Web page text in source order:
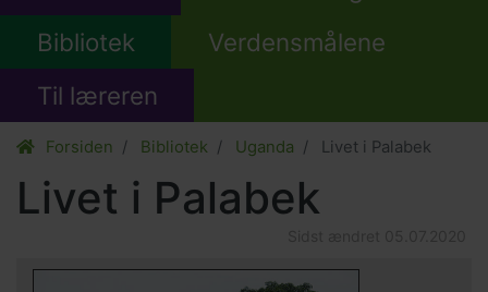
Bibliotek
Verdensmålene
Til læreren
Forsiden Bibliotek Uganda Livet i Palabek
Livet i Palabek